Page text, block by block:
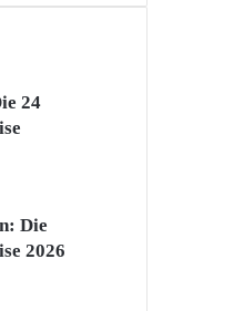
24
Die
2026